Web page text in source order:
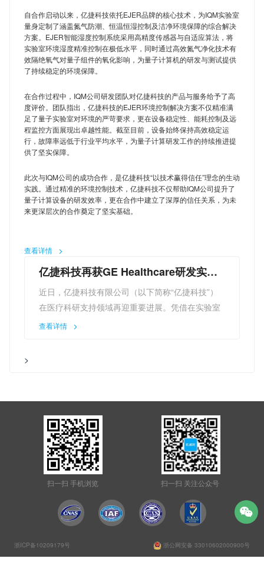
敏器件存储防护解决方案，用于其马来西亚工厂的芯片封测
产线。该方案将承担起关键湿敏器件的存储防护任务，通过
快速稳定的低湿环境，杜绝因吸潮导致的焊接缺陷，进一步
提升产品良率。
（Carsem）的合作是其全球化战略的重要一步。目前，亿
捷EJER的产品已广泛应用于半导体、汽车电子、量子计
算、光伏新能源等多个高端制造领域，并获得多家国际知名
企业的认可。“在MSD管理领域，‘快’就是生产力，‘省’就是
发为核心，用‘无耗材、快恢复’的硬核实力，为全球半导体
企业提供高性价比的国产化替代方案。”
未来，亿捷EJER将持续深化与嘉盛半导体（Carsem）等国
时有效隔绝氧气对精密组件的氧化影响，确保制造过程中核
心部件始终处于最佳环境状态。
据亿捷科技相关负责人介绍，此次通过供应商渠道进入博世
供应链，是EJER品牌“技术+品质+服务”综合实力的体现。
亿捷科技不仅为供应商提供了标准化的环境控制设备，更针
对博世的生产需求，联合供应商完成了设备的定制化调试与
适配，确保设备能够无缝融入博世的生产体系，实现高效稳
定的运行。
在高端制造领域，环境控制是保障产品良率与可靠性的关键
环节。亿捷科技深耕工业环境控制领域多年，旗下EJER品
相关专利，产品已广泛应用于半导体、新能源、精密仪器等
多个高端制造领域。
此次EJER产品进入博世供应链体系，不仅为博世高端制造
心供应商的合作，以更专业、更智能的环境控制解决方案，
助力高端制造行业实现技术升级与品质提升。
自合作启动以来，亿捷科技依托EJER品牌的核心技术，为IQM实验室
量身定制了涵盖氮气防潮、恒温恒湿控制及洁净环境保障的综合解决
方案。EJER智能湿度控制系统采用高精度传感器与自适应算法，将
实验室环境湿度精准控制在极低水平，同时通过高效氮气净化技术有
效隔绝氧气对量子组件的氧化影响，为量子计算机的研发与测试提供
了持续稳定的环境保障。
在合作过程中，IQM公司研发团队对亿捷科技的产品与服务给予了高
度评价。团队指出，亿捷科技的EJER环境控制解决方案不仅精准满
足了量子实验室对环境的严苛要求，更在设备稳定性、能耗控制及远
程监控方面展现出卓越性能。截至目前，设备始终保持高效稳定运
行，故障率远低于行业平均水平，为量子计算研发工作的持续推进提
供了坚实保障。
此次与IQM公司的成功合作，是亿捷科技“以技术赢得信任”理念的生动
实践。通过精准的环境控制技术，亿捷科技不仅帮助IQM公司提升了
量子计算设备的研发效率，更在合作中建立了深厚的信任关系，为未
来更深层次的合作奠定了坚实基础。
查看详情
亿捷科技再获GE Healthcare研发实验
室信赖：以专业防潮防氧化方案护航医
疗科技前沿探索
近日，亿捷科技有限公司（以下简称“亿捷科技”）
在医疗科研支持领域再迎重要进展。凭借在实验室
环境控制领域的专业技术与定制化服务能力，亿捷
设施服务领域的专业能力获得国际顶尖机构的高度
认可，进一步巩固了其在高端实验室环境控制领域
的市场地位。
GE Healthcare的研发实验室肩负着全球前沿医疗
技术的探索重任，其对实验环境的稳定性、洁净度
及材料防护有着极为严苛的要求。在此次合作中，
亿捷科技针对研发实验室的特定需求，量身定制了
涵盖防潮、防氧化、恒温恒湿控制的综合解决方
案，重点解决高精度实验材料、试剂及核心组件在
的准确性与实验流程的稳定性。
查看详情
>
扫一扫 手机浏览 扫一扫 关注公众号
浙ICP备10209179号 浙公网安备 33010602000900号